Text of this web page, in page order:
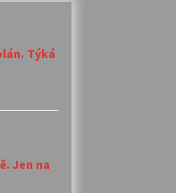
Týká
Jen na